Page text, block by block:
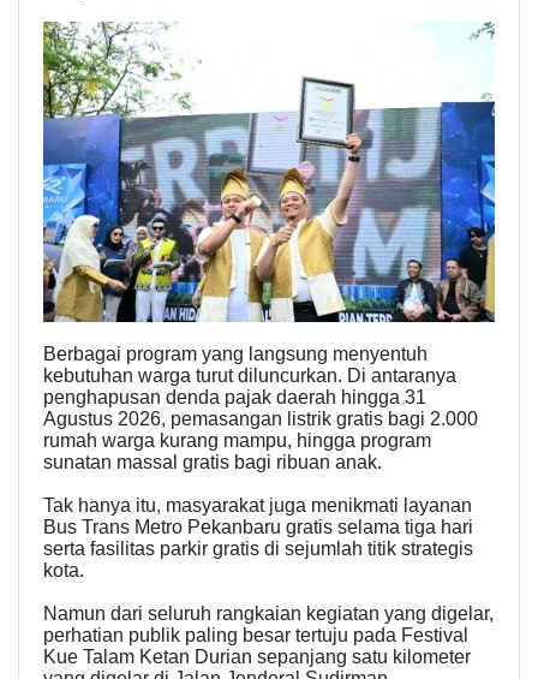
Berbagai program yang langsung menyentuh
kebutuhan warga turut diluncurkan. Di antaranya
penghapusan denda pajak daerah hingga 31
Agustus 2026, pemasangan listrik gratis bagi 2.000
rumah warga kurang mampu, hingga program
sunatan massal gratis bagi ribuan anak.
Tak hanya itu, masyarakat juga menikmati layanan
Bus Trans Metro Pekanbaru gratis selama tiga hari
serta fasilitas parkir gratis di sejumlah titik strategis
kota.
Namun dari seluruh rangkaian kegiatan yang digelar,
perhatian publik paling besar tertuju pada Festival
Kue Talam Ketan Durian sepanjang satu kilometer